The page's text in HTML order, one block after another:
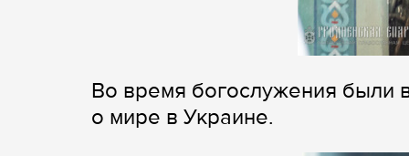
Во время богослужения были
о мире в Украине.